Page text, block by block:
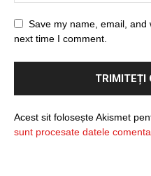
Save my name, email,
next time I comment.
Acest sit folosește Akismet
sunt procesate datele